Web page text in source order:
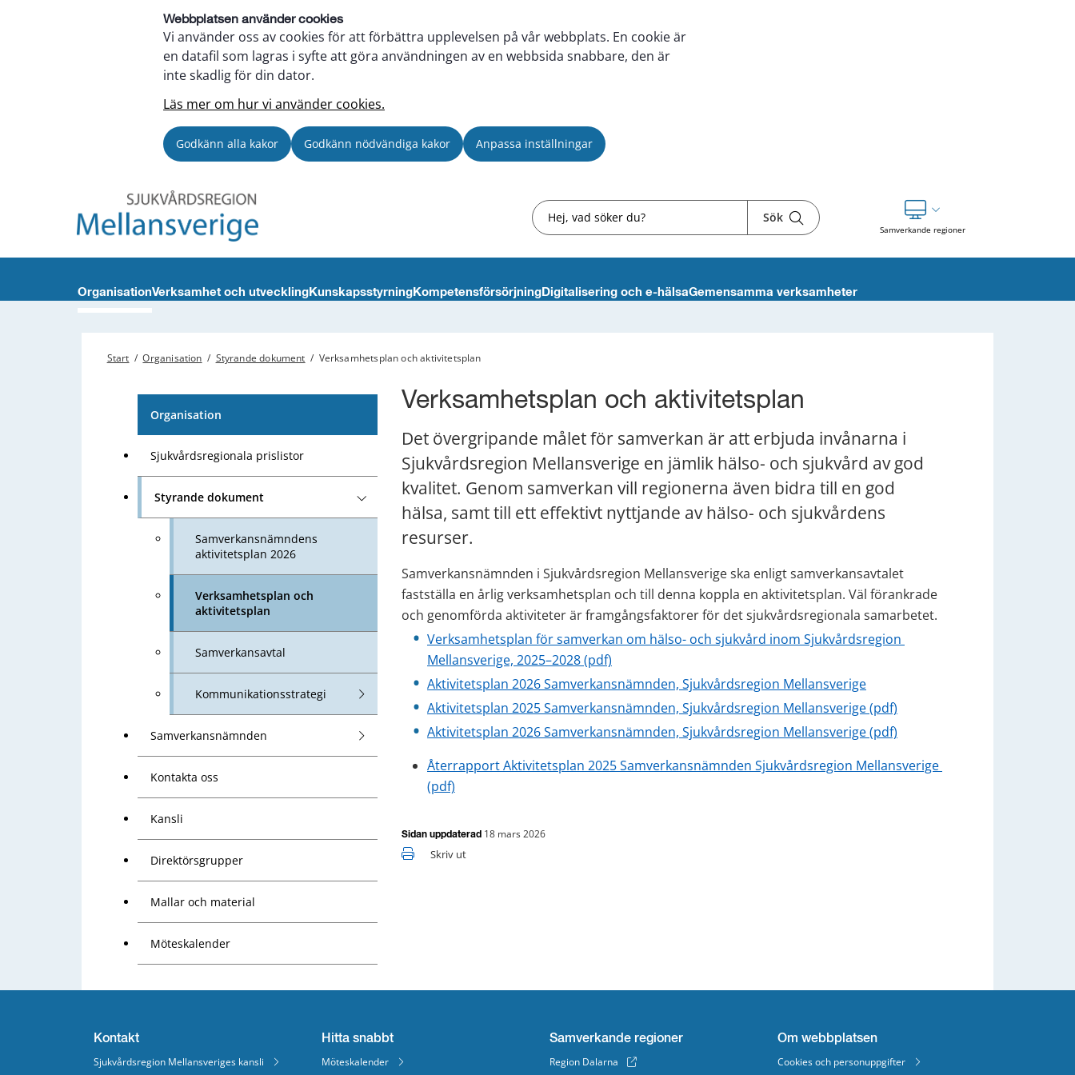
Webbplatsen använder cookies
Vi använder oss av cookies för att förbättra upplevelsen på vår webbplats. En cookie är
en datafil som lagras i syfte att göra användningen av en webbsida snabbare, den är
inte skadlig för din dator.
Läs mer om hur vi använder cookies.
Godkänn alla kakor Godkänn nödvändiga kakor Anpassa inställningar
Sök Sök
Samverkande regionerVisa våra andra webbplatser
OrganisationVerksamhet och utvecklingKunskapsstyrningKompetensförsörjningDigitalisering och e-hälsaGemensamma verksamheter
Start / Organisation / Styrande dokument / Verksamhetsplan och aktivitetsplan
Organisation
Sjukvårdsregionala prislistor
Styrande dokument
Samverkansnämndens
aktivitetsplan 2026
Verksamhetsplan och
aktivitetsplan
Samverkansavtal
Kommunikationsstrategi
Samverkansnämnden
Kontakta oss
Kansli
Direktörsgrupper
Mallar och material
Möteskalender
Verksamhetsplan och aktivitetsplan
Det övergripande målet för samverkan är att erbjuda invånarna i
Sjukvårdsregion Mellansverige en jämlik hälso- och sjukvård av god
kvalitet. Genom samverkan vill regionerna även bidra till en god
hälsa, samt till ett effektivt nyttjande av hälso- och sjukvårdens
resurser.
Samverkansnämnden i Sjukvårdsregion Mellansverige ska enligt samverkansavtalet
fastställa en årlig verksamhetsplan och till denna koppla en aktivitetsplan. Väl förankrade
och genomförda aktiviteter är framgångsfaktorer för det sjukvårdsregionala samarbetet.
Verksamhetsplan för samverkan om hälso- och sjukvård inom Sjukvårdsregion
Mellansverige, 2025–2028 (pdf)
Aktivitetsplan 2026 Samverkansnämnden, Sjukvårdsregion Mellansverige
Aktivitetsplan 2025 Samverkansnämnden, Sjukvårdsregion Mellansverige (pdf)
Aktivitetsplan 2026 Samverkansnämnden, Sjukvårdsregion Mellansverige (pdf)
Återrapport Aktivitetsplan 2025 Samverkansnämnden Sjukvårdsregion Mellansverige
(pdf)
Sidan uppdaterad 18 mars 2026
Skriv ut
Kontakt
Sjukvårdsregion Mellansveriges kansli
Hitta snabbt
Möteskalender
Samverkande regioner
Region Dalarna
Om webbplatsen
Cookies och personuppgifter